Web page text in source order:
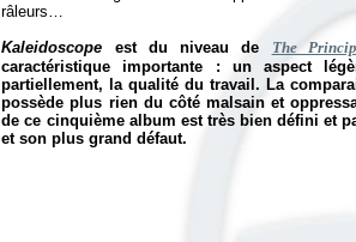
râleurs…
Kaleidoscope est du niveau de The
caractéristique importante : un aspect
partiellement, la qualité du travail. La
possède plus rien du côté malsain et
de ce cinquième album est très bien défini et
et son plus grand défaut.